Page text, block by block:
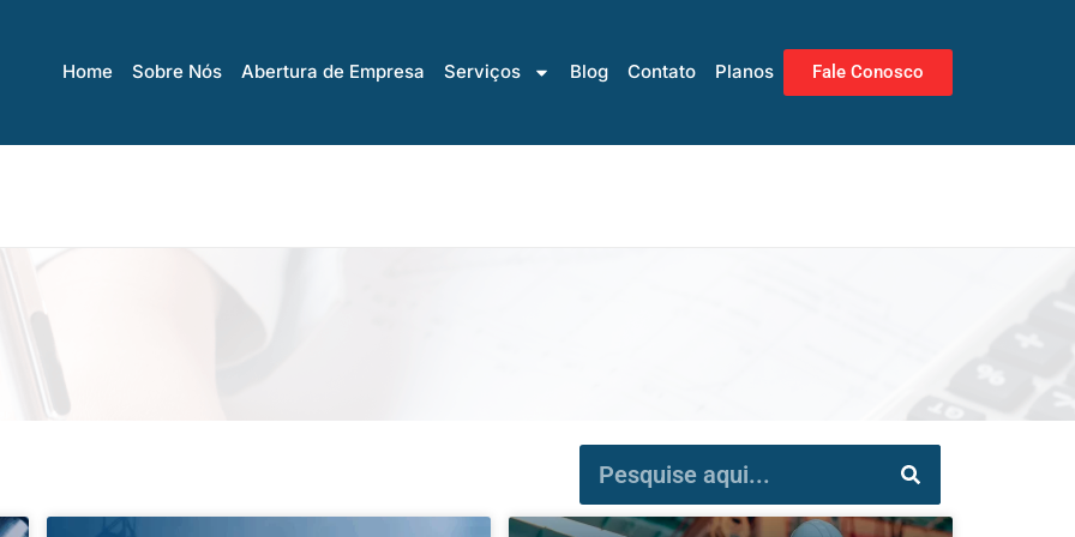
Home Sobre Nós Abertura de Empresa Serviços Blog Contato Planos Fale Conosco